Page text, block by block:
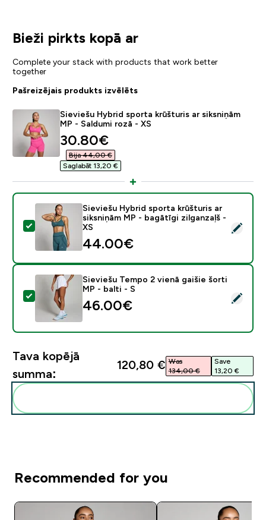
Bieži pirkts kopā ar
Complete your stack with products that work better
together
Pašreizējais produkts izvēlēts
Sieviešu Hybrid sporta krūšturis ar siksniņām
MP - Saldumi rozā - XS
discounted price
30.80€‎
Bija 44,00 €‎
Saglabāt 13,20 €‎
Atlasīt šo produktu - Sieviešu Hybrid sporta krūšturis
Sieviešu Hybrid sporta krūšturis ar
siksniņām MP - bagātīgi zilganzaļš -
XS
44.00€‎
Atlasīt šo produktu - Sieviešu Tempo 2 vienā gaišie
Sieviešu Tempo 2 vienā gaišie šorti
MP - balti - S
46.00€‎
Tava kopējā
summa:
120,80 €‎ Was
134,00 €‎
Save
13,20 €‎
Recommended for you